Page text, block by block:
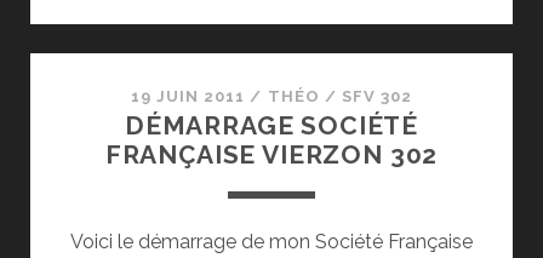
19 JUIN 2011 / THÉO / SFV 302
DÉMARRAGE SOCIÉTÉ
FRANÇAISE VIERZON 302
Voici le démarrage de mon Société Française